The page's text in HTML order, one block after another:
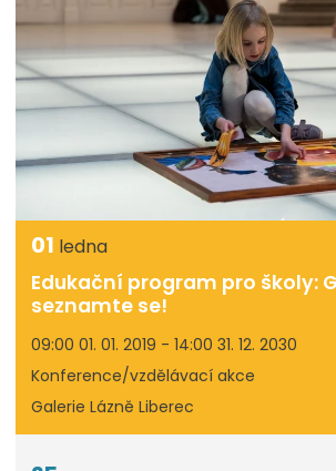
01 ledna
Edukační program pro školy:
seznamte se!
09:00 01. 01. 2019 - 14:00 31. 12. 2030
Konference/vzdělávací akce
Galerie Lázně Liberec